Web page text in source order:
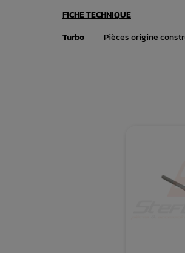
FICHE TECHNIQUE
Turbo
Pièces origine